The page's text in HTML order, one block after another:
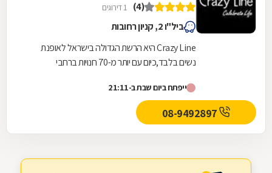
(4) 1 דירוגים
ביל"ו 2, קניון רחובות
Crazy Line היא הרשת הגדולה בישראל לאופנת
נשים בלבד,כיום עם יותר מ-70 חנויות ברחבי
הנאמן שלה בגדים...
ייפתח ביום שבת ב-21:11
08-9492897